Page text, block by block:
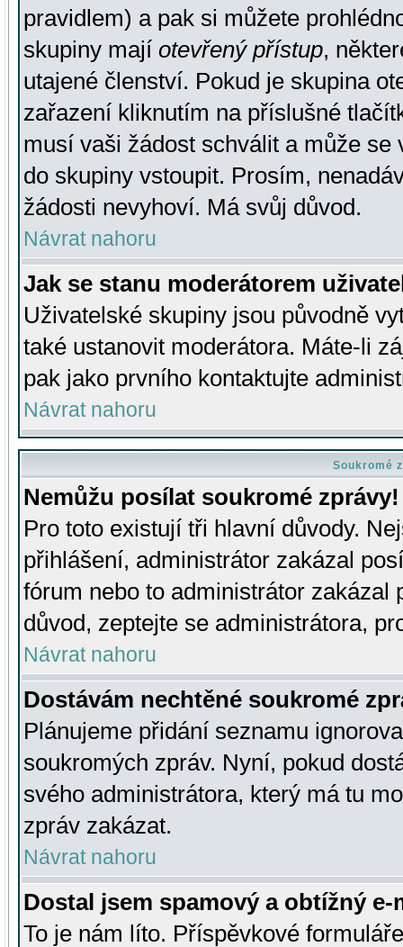
pravidlem) a pak si můžete
skupiny mají otevřený přístup,
utajené členství. Pokud je skupina
zařazení kliknutím na příslušné
musí vaši žádost schválit a může se
do skupiny vstoupit. Prosím,
žádosti nevyhoví. Má svůj důvod.
Návrat nahoru
Jak se stanu moderátorem
Uživatelské skupiny jsou původně
také ustanovit moderátora. Máte-li
pak jako prvního kontaktujte
Návrat nahoru
Soukromé
Nemůžu posílat soukromé zprávy!
Pro toto existují tři hlavní důvody.
přihlášení, administrátor zakázal
fórum nebo to administrátor zakázal
důvod, zeptejte se administrátora,
Návrat nahoru
Dostávám nechtěné soukromé
Plánujeme přidání seznamu
soukromých zpráv. Nyní, pokud
svého administrátora, který má tu
zpráv zakázat.
Návrat nahoru
Dostal jsem spamový a obtížný
To je nám líto. Příspěvkové